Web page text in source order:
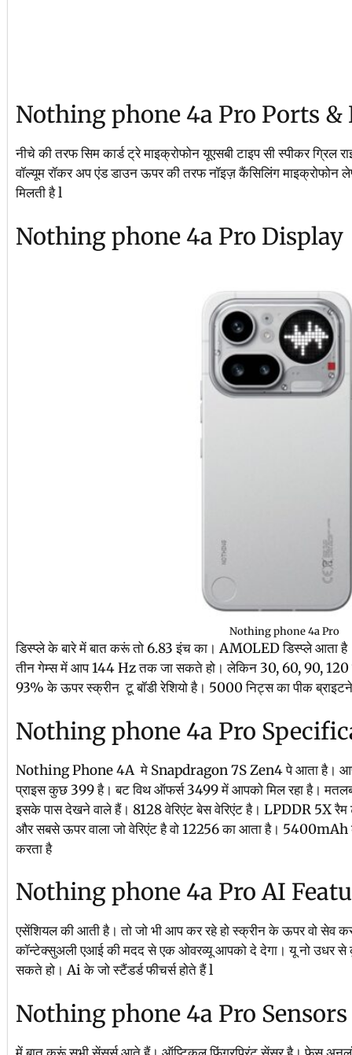
Nothing phone 4a Pro Ports
नीचे की तरफ सिम कार्ड ट्रे माइक्रोफोन यूएसबी टाइप सी स्पीकर
वॉल्यूम रॉकर अप एंड डाउन ऊपर की तरफ नॉइज़ कैंसिलिंग
मिलती है l
Nothing phone 4a Pro Display
Nothing phone 4a Pro
डिस्प्ले के बारे में बात करूं तो 6.83 इंच का। AMOLED डिस्प्ले आता
तीन गेम्स में आप 144 Hz तक जा सकते हो। लेकिन 30, 60, 90,
93% के ऊपर स्क्रीन टू बॉडी रेशियो है। 5000 निट्स का पीक
Nothing phone 4a Pro
Nothing Phone 4A मे Snapdragon 7S Zen4 पे आता है।
प्राइस कुछ 399 है। बट विथ ऑफर्स 3499 में आपको मिल रहा है।
इसके पास देखने वाले हैं। 8128 वेरिएंट बेस वेरिएंट है। LPDDR 5X
और सबसे ऊपर वाला जो वेरिएंट है वो 12256 का आता है। 5400mAh
करता है
Nothing phone 4a Pro AI
एसेंशियल की आती है। तो जो भी आप कर रहे हो स्क्रीन के ऊपर वो सेव
कॉन्टेक्सुअली एआई की मदद से एक ओवरव्यू आपको दे देगा। यू नो उधर से
सकते हो। Ai के जो स्टैंडर्ड फीचर्स होते हैं l
Nothing phone 4a Pro Sensors